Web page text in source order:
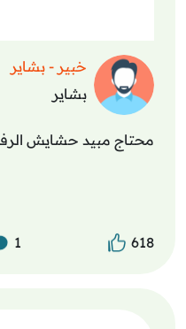
خبير - بشاير
بشاير
محتاج مبيد حشايش
618
1